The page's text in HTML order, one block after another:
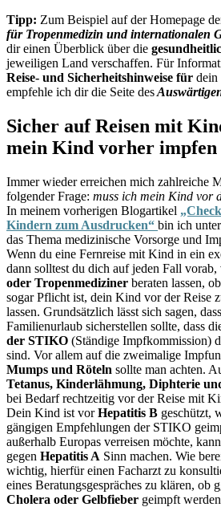
Tipp: Zum Beispiel auf der Homepage
für Tropenmedizin und internationalen
dir einen Überblick über die
jeweiligen Land verschaffen. Für
Reise- und Sicherheitshinweise für dein
empfehle ich dir die Seite des
Sicher auf Reisen mit
mein Kind vorher impfen
Immer wieder erreichen mich zahlreiche
folgender Frage: muss ich mein Kind vor
In meinem vorherigen Blogartikel
Kindern zum Ausdrucken“ bin ich
das Thema medizinische Vorsorge und
Wenn du eine Fernreise mit Kind in ein
dann solltest du dich auf jeden Fall vorab,
oder Tropenmediziner beraten lassen,
sogar Pflicht ist, dein Kind vor der Reise
lassen. Grundsätzlich lässt sich sagen,
Familienurlaub sicherstellen sollte, dass
der STIKO (Ständige Impfkommission)
sind. Vor allem auf die zweimalige
Mumps und Röteln sollte man achten.
Tetanus, Kinderlähmung, Diphterie
bei Bedarf rechtzeitig vor der Reise mit
Dein Kind ist vorHepatitis B geschützt,
gängigen Empfehlungen der STIKO
außerhalb Europas verreisen möchte,
gegen Hepatitis A Sinn machen. Wie
wichtig, hierfür einen Facharzt zu
eines Beratungsgespräches zu klären, ob
Cholera oder Gelbfieber geimpft